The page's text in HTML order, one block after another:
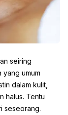
seiring
yang umum
dalam kulit,
halus. Tentu
seseorang.